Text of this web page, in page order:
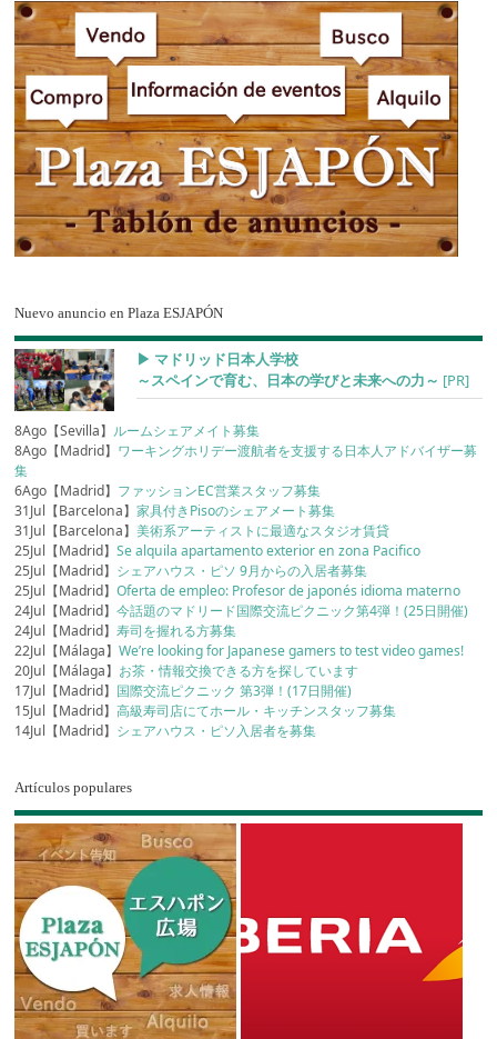
Nuevo anuncio en Plaza ESJAPÓN
▶︎ マドリッド日本人学校
～スペインで育む、日本の学びと未来への力～ [PR]
8Ago【Sevilla】 ルームシェアメイト募集
8Ago【Madrid】 ワーキングホリデー渡航者を支援する日本人アドバイザー募
集
6Ago【Madrid】 ファッションEC営業スタッフ募集
31Jul【Barcelona】家具付きPisoのシェアメート募集
31Jul【Barcelona】美術系アーティストに最適なスタジオ賃貸
25Jul【Madrid】Se alquila apartamento exterior en zona Pacifico
25Jul【Madrid】 シェアハウス・ピソ 9月からの入居者募集
25Jul【Madrid】Oferta de empleo: Profesor de japonés idioma materno
24Jul【Madrid】今話題のマドリード国際交流ピクニック第4弾！(25日開催)
24Jul【Madrid】寿司を握れる方募集
22Jul【Málaga】We’re looking for Japanese gamers to test video games!
20Jul【Málaga】 お茶・情報交換できる方を探しています
17Jul【Madrid】 国際交流ピクニック 第3弾！(17日開催)
15Jul【Madrid】高級寿司店にてホール・キッチンスタッフ募集
14Jul【Madrid】 シェアハウス・ピソ入居者を募集
Artículos populares